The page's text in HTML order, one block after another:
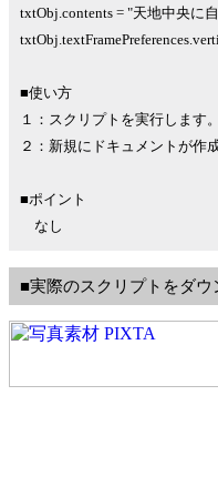
txtObj.contents = "天地中央に
■使い方
１：スクリプトを実行します。
２：新規にドキュメントが作
■ポイント
なし
■実際のスクリプトをダウ